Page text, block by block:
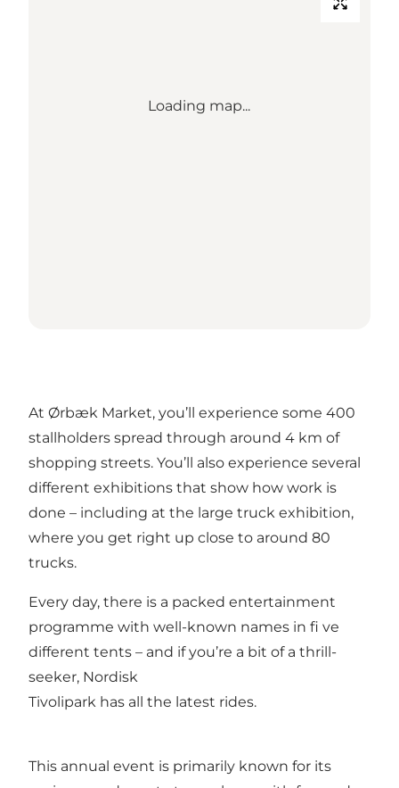
Loading map...
At Ørbæk Market, you’ll experience some 400
stallholders spread through around 4 km of
shopping streets. You’ll also experience several
different exhibitions that show how work is
done – including at the large truck exhibition,
where you get right up close to around 80
trucks.
Every day, there is a packed entertainment
programme with well-known names in fi ve
different tents – and if you’re a bit of a thrill-
seeker, Nordisk
Tivolipark has all the latest rides.
This annual event is primarily known for its